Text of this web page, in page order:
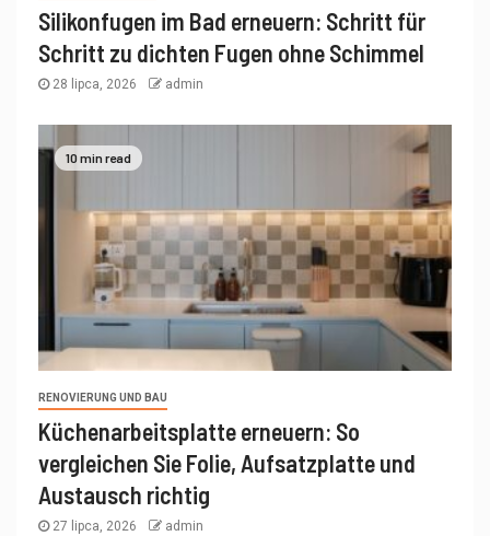
Silikonfugen im Bad erneuern: Schritt für
Schritt zu dichten Fugen ohne Schimmel
28 lipca, 2026 admin
10 min read
RENOVIERUNG UND BAU
Küchenarbeitsplatte erneuern: So
vergleichen Sie Folie, Aufsatzplatte und
Austausch richtig
27 lipca, 2026 admin